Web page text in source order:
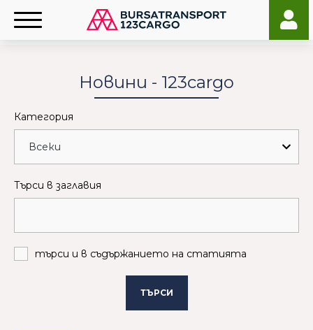
Новини - 123cargo
Категория
Търси в заглавия
търси и в съдържанието на статията
ТЪРСИ